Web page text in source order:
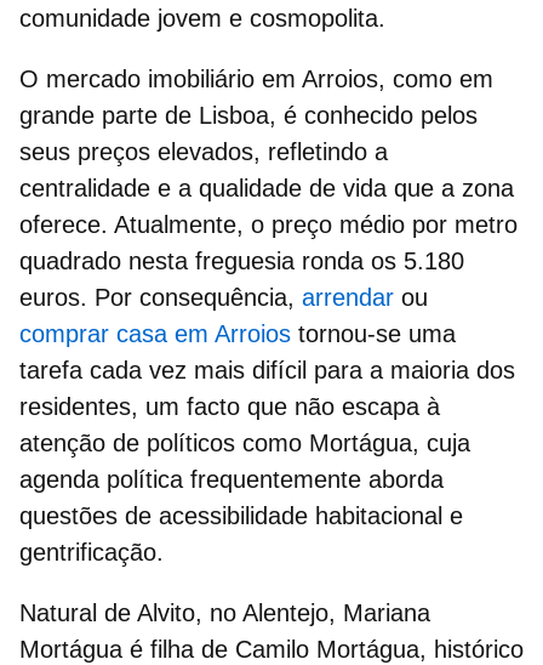
comunidade jovem e cosmopolita.
O mercado imobiliário em Arroios, como em
grande parte de Lisboa, é conhecido pelos
seus preços elevados, refletindo a
centralidade e a qualidade de vida que a zona
oferece. Atualmente, o preço médio por metro
quadrado nesta freguesia ronda os 5.180
euros. Por consequência, arrendar ou
comprar casa em Arroios tornou-se uma
tarefa cada vez mais difícil para a maioria dos
residentes, um facto que não escapa à
atenção de políticos como Mortágua, cuja
agenda política frequentemente aborda
questões de acessibilidade habitacional e
gentrificação.
Natural de Alvito, no Alentejo, Mariana
Mortágua é filha de Camilo Mortágua, histórico